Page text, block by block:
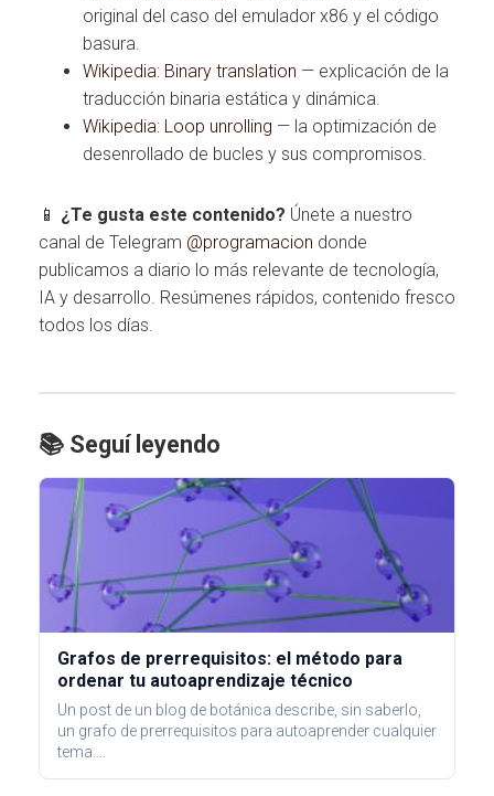
original del caso del emulador x86 y el código
basura.
Wikipedia: Binary translation — explicación de la
traducción binaria estática y dinámica.
Wikipedia: Loop unrolling — la optimización de
desenrollado de bucles y sus compromisos.
📱 ¿Te gusta este contenido? Únete a nuestro
canal de Telegram @programacion donde
publicamos a diario lo más relevante de tecnología,
IA y desarrollo. Resúmenes rápidos, contenido fresco
todos los días.
📚 Seguí leyendo
Grafos de prerrequisitos: el método para
ordenar tu autoaprendizaje técnico
Un post de un blog de botánica describe, sin saberlo,
un grafo de prerrequisitos para autoaprender cualquier
tema.…